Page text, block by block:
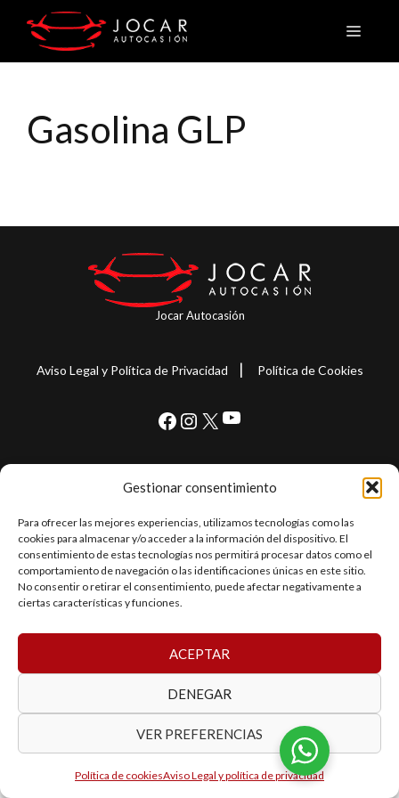
Gestionar consentimiento
Para ofrecer las mejores experiencias, utilizamos tecnologías como las
cookies para almacenar y/o acceder a la información del dispositivo. El
consentimiento de estas tecnologías nos permitirá procesar datos como el
comportamiento de navegación o las identificaciones únicas en este sitio.
No consentir o retirar el consentimiento, puede afectar negativamente a
ciertas características y funciones.
ACEPTAR
DENEGAR
VER PREFERENCIAS
Política de cookiesAviso Legal y política de privacidad
contenido
Menú
Gasolina GLP
Jocar Autocasión
Aviso Legal y Política de Privacidad | Política de Cookies
Facebook
Instagram
X YouTube
© 2026 Jocar Autocasión. Desarrollo realizado por
Internet